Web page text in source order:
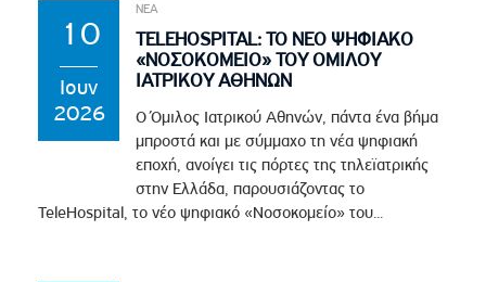
10
Ιουν
2026
ΝΕΑ
TELEHOSPITAL: ΤΟ ΝΕΟ ΨΗΦΙΑΚΟ
«ΝΟΣΟΚΟΜΕΙΟ» ΤΟΥ ΟΜΙΛΟΥ
ΙΑΤΡΙΚΟΥ ΑΘΗΝΩΝ
Ο Όμιλος Ιατρικού Αθηνών, πάντα ένα βήμα
μπροστά και με σύμμαχο τη νέα ψηφιακή
εποχή, ανοίγει τις πόρτες της τηλεϊατρικής
στην Ελλάδα, παρουσιάζοντας το
TeleHospital, το νέο ψηφιακό «Νοσοκομείο» του...